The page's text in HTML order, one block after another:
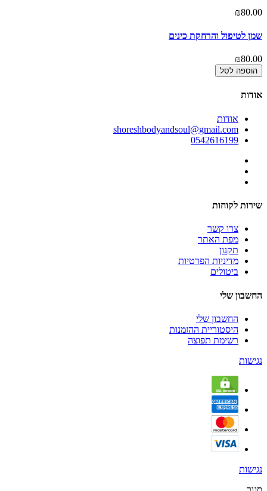
₪80.00
שמן לטיפול והרחקת כינים
₪80.00
הוספה לסל
אודות
אודות
shoreshbodyandsoul@gmail.com
0542616199
שירות לקוחות
צרו קשר
מפת האתר
תקנון
מדיניות הפרטיות
ביטולים
החשבון שלי
החשבון שלי
היסטוריית ההזמנות
רשימת תפוצה
נגישות
נגישות